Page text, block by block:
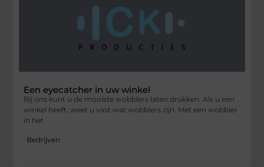
Een eyecatcher in uw winkel
Bij ons kunt u de mooiste wobblers laten drukken. Als u een
winkel heeft, weet u vast wat wobblers zijn. Met een wobbler
in het
Bedrijven